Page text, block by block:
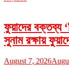
ফুয়াদের বক্তব্য
সুনাম রক্ষায়
August 7, 2026